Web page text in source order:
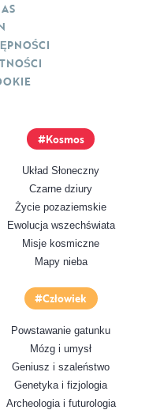
Kosmos
Układ Słoneczny
Czarne dziury
Życie pozaziemskie
Ewolucja wszechświata
Misje kosmiczne
Mapy nieba
Człowiek
Powstawanie gatunku
Mózg i umysł
Geniusz i szaleństwo
Genetyka i fizjologia
Archeologia i futurologia